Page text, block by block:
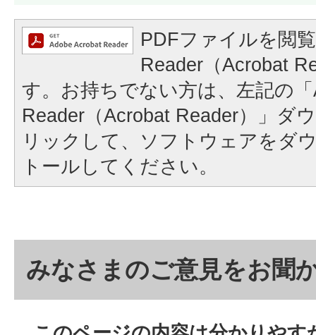
PDFファイルを閲
Reader（Acrobat
す。お持ちでない方は、左記の
Reader（Acrobat Reader）」ダ
リックして、ソフトウェアをダ
トールしてください。
みなさまのご意見をお聞